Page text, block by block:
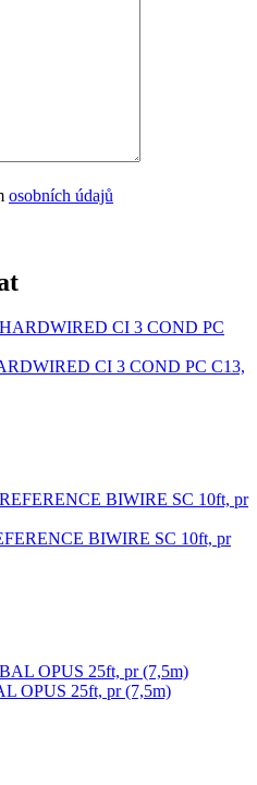
osobních údajů
CI 3 COND PC C13,
BIWIRE SC 10ft, pr
OPUS 25ft, pr (7,5m)